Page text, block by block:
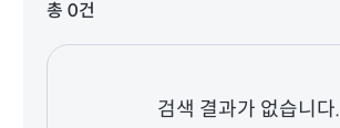
총 0건
검색 결과가 없습니다.